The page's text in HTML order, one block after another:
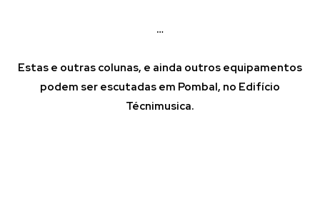
…
Estas e outras colunas, e ainda outros equipamentos
podem ser escutadas em Pombal, no Edifício
Técnimusica.